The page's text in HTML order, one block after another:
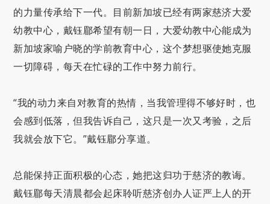
的力量传承给下一代。目前新加坡已经有两家慈济大爱
幼教中心，戴钰郿希望有朝一日，大爱幼教中心能成为
新加坡家喻户晓的学前教育中心，这个梦想驱使她克服
一切障碍，每天在忙碌的工作中努力前行。
“我的动力来自对教育的热情，当我管理得不够好时，也
会感到低落，但我告诉自己，这只是一次又考验，之后
我就会放下它。”戴钰郿分享道。
总能保持正面积极的心态，她把这归功于慈济的教诲。
戴钰郿每天清晨都会起床聆听慈济创办人证严上人的开